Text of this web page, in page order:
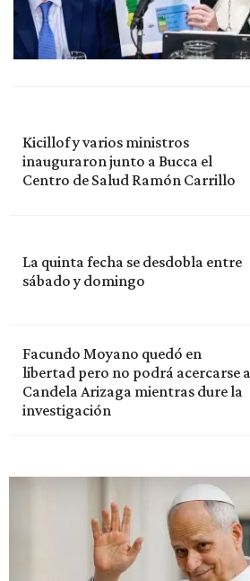
Kicillof y varios ministros
inauguraron junto a Bucca el
Centro de Salud Ramón Carrillo
La quinta fecha se desdobla entre
sábado y domingo
Facundo Moyano quedó en
libertad pero no podrá acercarse a
Candela Arizaga mientras dure la
investigación